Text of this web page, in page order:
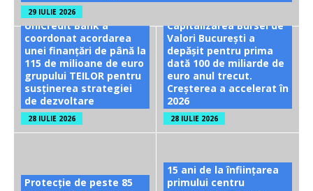
29 IULIE 2026
UniCredit Bank a
coordonat acordarea
unei finanțări de până la
115 de milioane de euro
grupului TEILOR pentru
susținerea strategiei
de dezvoltare
28 IULIE 2026
Capitalizarea Bursei de
Valori București a
depășit pentru prima
dată 100 de miliarde de
euro anul trecut.
Creșterea a accelerat în
2026
28 IULIE 2026
Protecție de peste 85
15 ani de la înființarea
primului centru